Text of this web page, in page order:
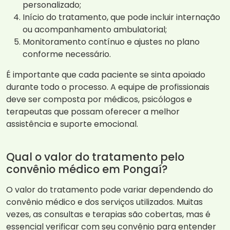
personalizado;
Início do tratamento, que pode incluir internação
ou acompanhamento ambulatorial;
Monitoramento contínuo e ajustes no plano
conforme necessário.
É importante que cada paciente se sinta apoiado
durante todo o processo. A equipe de profissionais
deve ser composta por médicos, psicólogos e
terapeutas que possam oferecer a melhor
assistência e suporte emocional.
Qual o valor do tratamento pelo
convênio médico em Pongaí?
O valor do tratamento pode variar dependendo do
convênio médico e dos serviços utilizados. Muitas
vezes, as consultas e terapias são cobertas, mas é
essencial verificar com seu convênio para entender